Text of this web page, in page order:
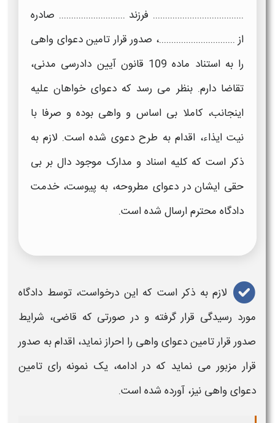
..................................... فرزند ........................... صادره
از ...............................، صدور قرار تامین دعوای واهی
را به استناد ماده 109 قانون آیین دادرسی مدنی،
تقاضا دارم. بنظر می رسد که دعوای خواهان علیه
اینجانب، کاملا بی اساس و واهی بوده و صرفا با
نیت ایذاء، اقدام به طرح دعوی شده است. لازم به
ذکر است که کلیه اسناد و مدارک موجود دال بر بی
حقی ایشان در دعوای مطروحه، به پیوست، خدمت
دادگاه محترم ارسال شده است.
لازم به ذکر است که این درخواست، توسط دادگاه
مورد رسیدگی قرار گرفته و در صورتی که قاضی، شرایط
صدور قرار تامین دعوای واهی را احراز نماید، اقدام به صدور
قرار مزبور می نماید که در ادامه، یک نمونه رای تامین
دعوای واهی نیز، آورده شده است.